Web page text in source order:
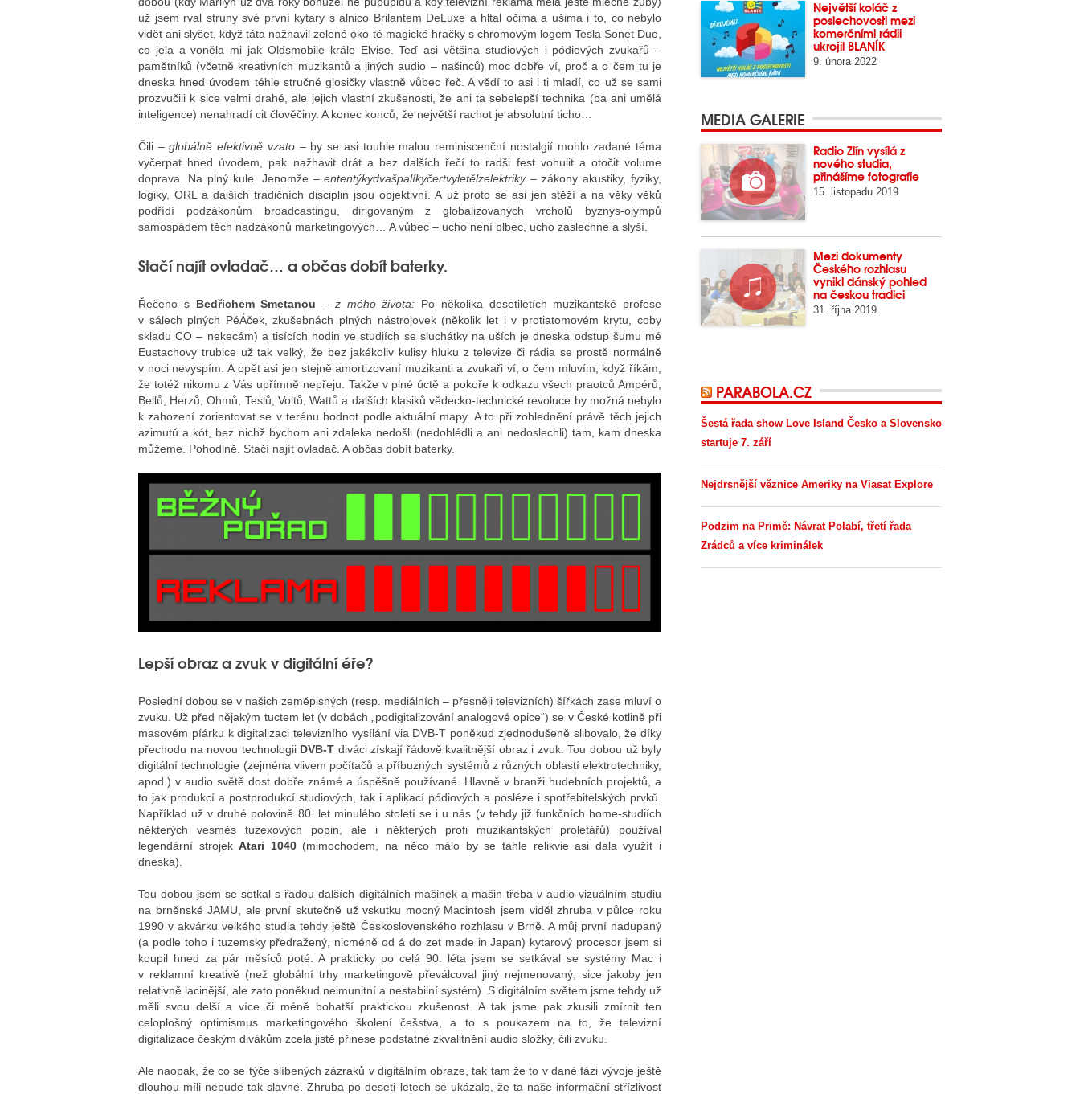
už jsem rval struny své první kytary s alnico Brilantem DeLuxe a hltal očima a ušima i to, co nebylo
vidět ani slyšet, když táta nažhavil zelené oko té magické hračky s chromovým logem Tesla Sonet Duo,
co jela a voněla mi jak Oldsmobile krále Elvise. Teď asi většina studiových i pódiových zvukařů –
pamětníků (včetně kreativních muzikantů a jiných audio – našinců) moc dobře ví, proč a o čem tu je
dneska hned úvodem téhle stručné glosičky vlastně vůbec řeč. A vědí to asi i ti mladí, co už se sami
prozvučili k sice velmi drahé, ale jejich vlastní zkušenosti, že ani ta sebelepší technika (ba ani umělá
inteligence) nenahradí cit člověčiny. A konec konců, že největší rachot je absolutní ticho…
Čili –globálně efektivně vzato– by se asi touhle malou reminiscenční nostalgií mohlo zadané téma
vyčerpat hned úvodem, pak nažhavit drát a bez dalších řečí to radši fest vohulit a otočit volume
doprava. Na plný kule. Jenomže –ententýkydvašpalíkyčertvyletělzelektriky– zákony akustiky, fyziky,
logiky, ORL a dalších tradičních disciplin jsou objektivní. A už proto se asi jen stěží a na věky věků
podřídí podzákonům broadcastingu, dirigovaným z globalizovaných vrcholů byznys-olympů
samospádem těch nadzákonů marketingových… A vůbec – ucho není blbec, ucho zaslechne a slyší.
Stačí najít ovladač… a občas dobít baterky.
Řečeno s Bedřichem Smetanou – z mého života: Po několika desetiletích muzikantské profese
v sálech plných PéÁček, zkušebnách plných nástrojovek (několik let i v protiatomovém krytu, coby
skladu CO – nekecám) a tisících hodin ve studiích se sluchátky na uších je dneska odstup šumu mé
Eustachovy trubice už tak velký, že bez jakékoliv kulisy hluku z televize či rádia se prostě normálně
v noci nevyspím. A opět asi jen stejně amortizovaní muzikanti a zvukaři ví, o čem mluvím, když říkám,
že totéž nikomu z Vás upřímně nepřeju. Takže v plné úctě a pokoře k odkazu všech praotců Ampérů,
Bellů, Herzů, Ohmů, Teslů, Voltů, Wattů a dalších klasiků vědecko-technické revoluce by možná nebylo
k zahození zorientovat se v terénu hodnot podle aktuální mapy. A to při zohlednění právě těch jejich
azimutů a kót, bez nichž bychom ani zdaleka nedošli (nedohlédli a ani nedoslechli) tam, kam dneska
můžeme. Pohodlně. Stačí najít ovladač. A občas dobít baterky.
Lepší obraz a zvuk v digitální éře?
Poslední dobou se v našich zeměpisných (resp. mediálních – přesněji televizních) šířkách zase mluví o
zvuku. Už před nějakým tuctem let (v dobách „podigitalizování analogové opice“) se v České kotlině při
masovém píárku k digitalizaci televizního vysílání via DVB-T poněkud zjednodušeně slibovalo, že díky
přechodu na novou technologii DVB-T diváci získají řádově kvalitnější obraz i zvuk. Tou dobou už byly
digitální technologie (zejména vlivem počítačů a příbuzných systémů z různých oblastí elektrotechniky,
apod.) v audio světě dost dobře známé a úspěšně používané. Hlavně v branži hudebních projektů, a
to jak produkcí a postprodukcí studiových, tak i aplikací pódiových a posléze i spotřebitelských prvků.
Například už v druhé polovině 80. let minulého století se i u nás (v tehdy již funkčních home-studiích
některých vesměs tuzexových popin, ale i některých profi muzikantských proletářů) používal
legendární strojekAtari 1040(mimochodem, na něco málo by se tahle relikvie asi dala využít i
dneska).
Tou dobou jsem se setkal s řadou dalších digitálních mašinek a mašin třeba v audio-vizuálním studiu
na brněnské JAMU, ale první skutečně už vskutku mocný Macintosh jsem viděl zhruba v půlce roku
1990 v akvárku velkého studia tehdy ještě Československého rozhlasu v Brně. A můj první nadupaný
(a podle toho i tuzemsky předražený, nicméně od á do zet made in Japan) kytarový procesor jsem si
koupil hned za pár měsíců poté. A prakticky po celá 90. léta jsem se setkával se systémy Mac i
v reklamní kreativě (než globální trhy marketingově převálcoval jiný nejmenovaný, sice jakoby jen
relativně lacinější, ale zato poněkud neimunitní a nestabilní systém). S digitálním světem jsme tehdy už
měli svou delší a více či méně bohatší praktickou zkušenost. A tak jsme pak zkusili zmírnit ten
celoplošný optimismus marketingového školení češstva, a to s poukazem na to, že televizní
digitalizace českým divákům zcela jistě přinese podstatné zkvalitnění audio složky, čili zvuku.
Ale naopak, že co se týče slíbených zázraků v digitálním obraze, tak tam že to v dané fázi vývoje ještě
dlouhou míli nebude tak slavné. Zhruba po deseti letech se ukázalo, že ta naše informační střízlivost
Největší koláč z
poslechovosti mezi
komerčními rádii
ukrojil BLANÍK
9. února 2022
MEDIA GALERIE
Radio Zlín vysílá z
nového studia,
přinášíme fotografie
15. listopadu 2019
Mezi dokumenty
Českého rozhlasu
vynikl dánský pohled
na českou tradici
31. října 2019
PARABOLA.CZ
Šestá řada show Love Island Česko a Slovensko
startuje 7. září
Nejdrsnější věznice Ameriky na Viasat Explore
Podzim na Primě: Návrat Polabí, třetí řada
Zrádců a více kriminálek